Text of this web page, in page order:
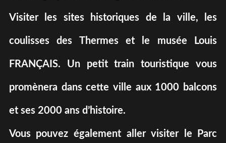
Visiter les sites historiques de la ville, les
coulisses des Thermes et le musée Louis
FRANÇAIS. Un petit train touristique vous
promènera dans cette ville aux 1000 balcons
et ses 2000 ans d’histoire.
Vous pouvez également aller visiter le Parc